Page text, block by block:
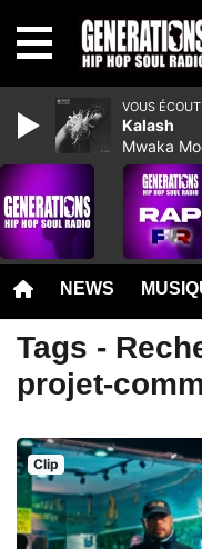
NEWS
Tags -
projet-
Clip
VOUS
Kalash
Mwaka